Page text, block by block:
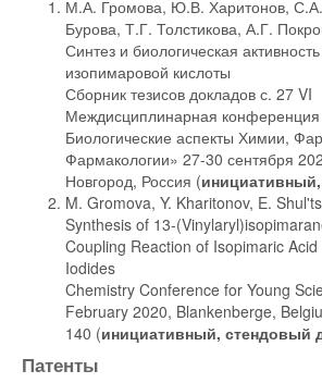
М.А. Громова, Ю.В. Харитонов,
Бурова, Т.Г. Толстикова, А.Г.
Синтез и биологическая
изопимаровой кислоты
Сборник тезисов докладов с. 27 VI
Междисциплинарная
Биологические аспекты Химии,
Фармакологии» 27-30 сентября
Новгород, Россия (
M. Gromova, Y. Kharitonov, E. Shul'ts
Synthesis of 13-
Coupling Reaction of Isopimaric
Iodides
Chemistry Conference for Young
February 2020, Blankenberge,
140 (инициативный, стендовый
Патенты